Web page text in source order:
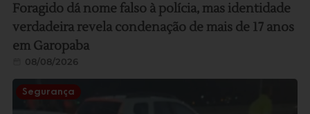
Foragido dá nome falso à polícia, mas identidade
verdadeira revela condenação de mais de 17 anos
em Garopaba
08/08/2026
Segurança